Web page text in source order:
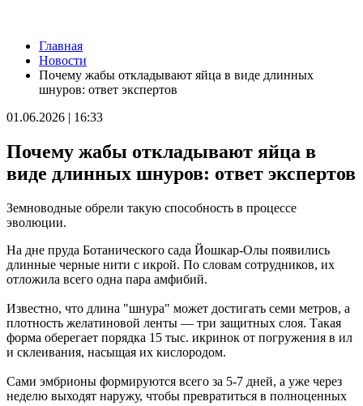
Самарцам покажут фильм о жизни и трагической гибели
Ивана Блока
08.08.2026 | 12:52
Стали известны подробности столкновения катера и лодки в
08.08.2026 | 12:31
регион
08.08.2026 | 12:29
Водитель "Мазды" сбил женщину на улице Подшипниковой в
08.08.2026 | 12:12
Ударила собутыльника: на тольяттинку завели "уголовку"
В Самаре ветераны СВО сыграли в пляжный волейбол с
молодежью
08.08.2026 | 11:20
08.08.2026 | 11:15
Вячеслав Федорищев поздравил жителей Самарской области с
Днем физкультурника
08.08.2026 | 11:05
катера в Самарской области
08.08.2026 | 10:35
Главная
Новости
Почему жабы откладывают яйца в виде длинных
шнуров: ответ экспертов
01.06.2026 | 16:33
Почему жабы откладывают яйца в
виде длинных шнуров: ответ экспертов
Земноводные обрели такую способность в процессе
эволюции.
На дне пруда Ботанического сада Йошкар-Олы появились
длинные черные нити с икрой. По словам сотрудников, их
отложила всего одна пара амфибий.
Известно, что длина "шнура" может достигать семи метров, а
плотность желатиновой ленты — три защитных слоя. Такая
форма оберегает порядка 15 тыс. икринок от погружения в ил
и склеивания, насыщая их кислородом.
Сами эмбрионы формируются всего за 5-7 дней, а уже через
неделю выходят наружу, чтобы превратиться в полноценных